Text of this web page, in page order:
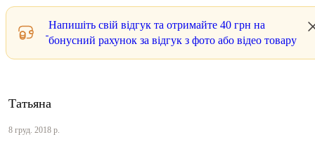
Напишіть свій відгук та отримайте 40 грн на
бонусний рахунок за відгук з фото або відео товару
Татьяна
8 груд. 2018 р.